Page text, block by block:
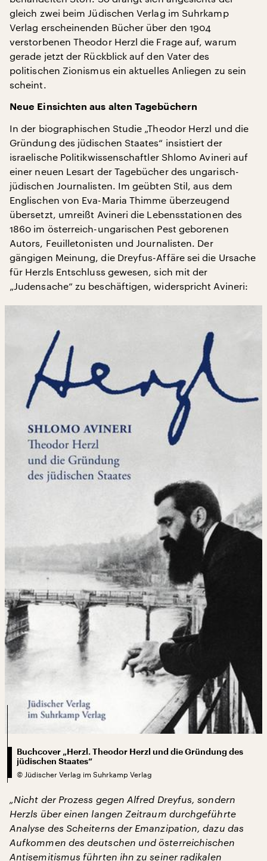
gleich zwei beim Jüdischen Verlag im Suhrkamp
Verlag erscheinenden Bücher über den 1904
verstorbenen Theodor Herzl die Frage auf, warum
gerade jetzt der Rückblick auf den Vater des
politischen Zionismus ein aktuelles Anliegen zu sein
scheint.
Neue Einsichten aus alten Tagebüchern
In der biographischen Studie „Theodor Herzl und die
Gründung des jüdischen Staates“ insistiert der
israelische Politikwissenschaftler Shlomo Avineri auf
einer neuen Lesart der Tagebücher des ungarisch-
jüdischen Journalisten. Im geübten Stil, aus dem
Englischen von Eva-Maria Thimme überzeugend
übersetzt, umreißt Avineri die Lebensstationen des
1860 im österreich-ungarischen Pest geborenen
Autors, Feuilletonisten und Journalisten. Der
gängigen Meinung, die Dreyfus-Affäre sei die Ursache
für Herzls Entschluss gewesen, sich mit der
„Judensache“ zu beschäftigen, widerspricht Avineri:
Buchcover „Herzl. Theodor Herzl und die Gründung des
jüdischen Staates“
© Jüdischer Verlag im Suhrkamp Verlag
„Nicht der Prozess gegen Alfred Dreyfus, sondern
Herzls über einen langen Zeitraum durchgeführte
Analyse des Scheiterns der Emanzipation, dazu das
Aufkommen des deutschen und österreichischen
Antisemitismus führten ihn zu seiner radikalen